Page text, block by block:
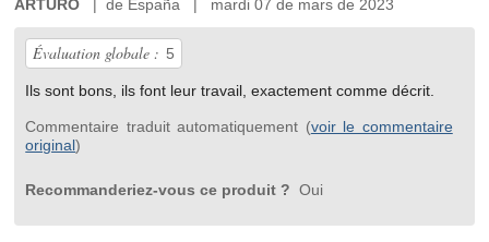
ARTURO | de España | mardi 07 de mars de 2023
Évaluation globale : 5
Ils sont bons, ils font leur travail, exactement comme décrit.
Commentaire traduit automatiquement (voir le commentaire
original)
Recommanderiez-vous ce produit ? Oui